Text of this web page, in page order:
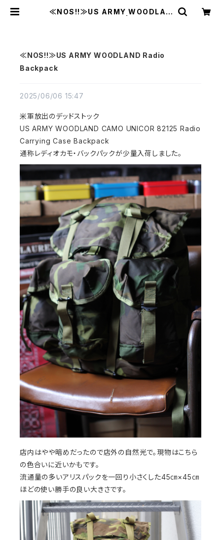
≪NOS!!≫US ARMY WOODLAN
≪NOS!!≫US ARMY WOODLAND Radio
Backpack
2025/06/06 15:47
米軍放出のデッドストック
US ARMY WOODLAND CAMO UNICOR 82125 Radio
Carrying Case Backpack
通称レディオカモ・バックパックが少量入荷しました。
店内はやや暗めだったので店外の自然光で。現物はこちら
の色合いに近いかもです。
流通量の多いアリスパックを一回り小さくした45㎝×45㎝
ほどの使い勝手の良い大きさです。